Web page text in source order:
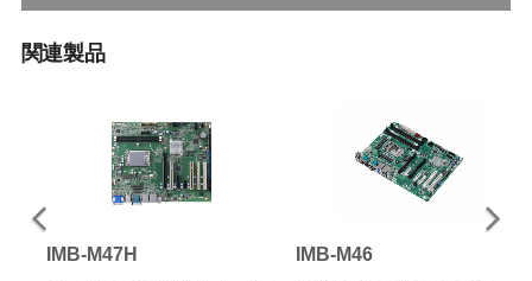
関連製品
IMB-M47H IMB-M46